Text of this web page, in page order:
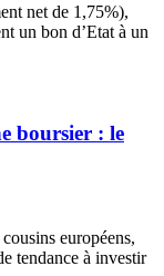
net de 1,75%),
un bon d’Etat à un
boursier : le
européens,
tendance à investir